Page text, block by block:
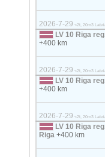
2026-7-29 <2t, 20m3
LV 10 Riga
+400 km
2026-7-29 <2t, 20m3
LV 10 Riga
+400 km
2026-7-29 <2t, 20m3
LV 10 Riga
Riga+400 km